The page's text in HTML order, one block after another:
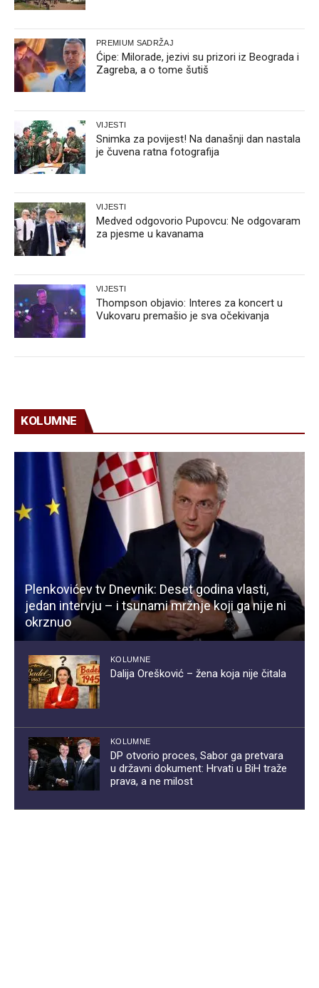
PREMIUM SADRŽAJ
Ćipe: Milorade, jezivi su prizori iz Beograda i
Zagreba, a o tome šutiš
VIJESTI
Snimka za povijest! Na današnji dan nastala
je čuvena ratna fotografija
VIJESTI
Medved odgovorio Pupovcu: Ne odgovaram
za pjesme u kavanama
VIJESTI
Thompson objavio: Interes za koncert u
Vukovaru premašio je sva očekivanja
KOLUMNE
Plenkovićev tv Dnevnik: Deset godina vlasti,
jedan intervju – i tsunami mržnje koji ga nije ni
okrznuo
KOLUMNE
Dalija Orešković – žena koja nije čitala
KOLUMNE
DP otvorio proces, Sabor ga pretvara
u državni dokument: Hrvati u BiH traže
prava, a ne milost